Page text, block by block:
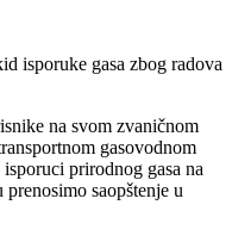
na svom zvaničnom
gasovodnom
prirodnog gasa na
saopštenje u